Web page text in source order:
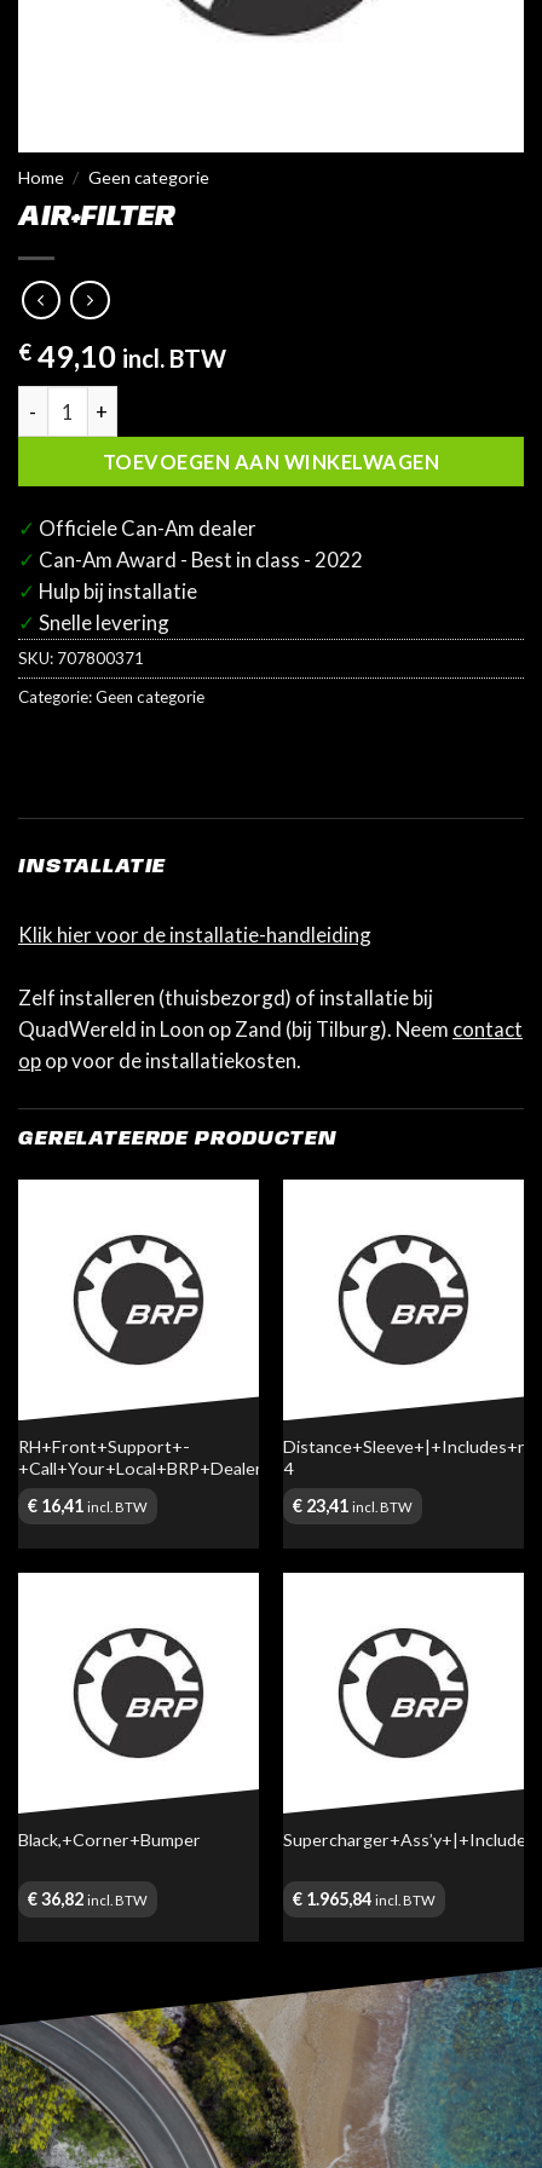
Home / Geen categorie
AIR+FILTER
€ 49,10 incl. BTW
Air+Filter aantal
TOEVOEGEN AAN WINKELWAGEN
✓ Officiele Can-Am dealer
✓ Can-Am Award - Best in class - 2022
✓ Hulp bij installatie
✓ Snelle levering
SKU: 707800371
Categorie:Geen categorie
INSTALLATIE
Klik hier voor de installatie-handleiding
Zelf installeren (thuisbezorgd) of installatie bij
QuadWereld in Loon op Zand (bij Tilburg). Neem contact
opop voor de installatiekosten.
GERELATEERDE PRODUCTEN
RH+Front+Support+-
+Call+Your+Local+BRP+Dealership
€16,41 incl. BTW
4
€23,41 incl. BTW
Black,+Corner+Bumper
€36,82 incl. BTW €1.965,84 incl. BTW